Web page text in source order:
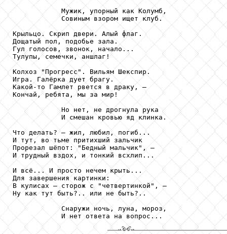
            Мужик, упорный как Колумб,
            Совиным взором ищет клуб.
Крыльцо. Скрип двери. Алый флаг.
Дощатый пол, подобье зала.
Гул голосов, звонок, начало...
Тулупы, семечки, аншлаг!
Колхоз "Прогресс". Вильям Шекспир.
Игра. Галёрка дует брагу.
Какой-то Гамлет рвется в драку, –
Кончай, ребята, мы за мир!
            Но нет, не дрогнула рука
            И смешан кровью яд клинка.
Что делать? – жил, любил, погиб...
И тут, во тьме притихший зальчик
Прорезал шёпот: "Бедный мальчик", –
И трудный вздох, и тонкий всхлип...
И всё... И просто нечем крыть...
Для завершения картинки:
В кулисах – сторож с "четвертинкой", –
Ну как тут быть?.. или не быть?..
            Снаружи ночь, луна, мороз,
            И нет ответа на вопрос...